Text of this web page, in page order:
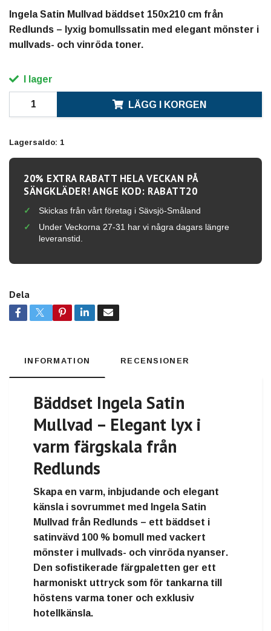
Ingela Satin Mullvad bäddset 150x210 cm från
Redlunds – lyxig bomullssatin med elegant mönster i
mullvads- och vinröda toner.
I lager
LÄGG I KORGEN
Lagersaldo: 1
20% EXTRA RABATT HELA VECKAN PÅ
SÄNGKLÄDER! ANGE KOD: RABATT20
Skickas från vårt företag i Sävsjö-Småland
Under Veckorna 27-31 har vi några dagars längre
leveranstid.
Dela
INFORMATION RECENSIONER
Bäddset Ingela Satin
Mullvad – Elegant lyx i
varm färgskala från
Redlunds
Skapa en varm, inbjudande och elegant
känsla i sovrummet med
Ingela Satin
Mullvad från Redlunds – ett bäddset i
satinvävd 100 % bomull
med vackert
mönster i mullvads- och vinröda nyanser.
Den sofistikerade färgpaletten ger ett
harmoniskt uttryck som för tankarna till
höstens varma toner och exklusiv
hotellkänsla.